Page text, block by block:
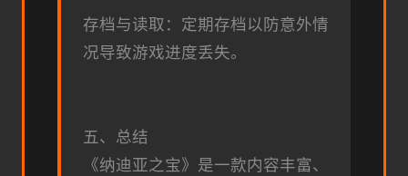
存档与读取：定期存档以防意外情
况导致游戏进度丢失。
五、总结
《纳迪亚之宝》是一款内容丰富、